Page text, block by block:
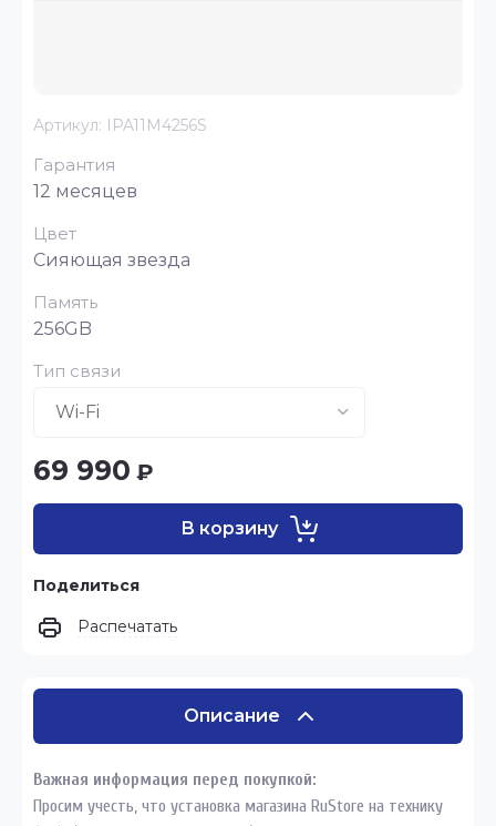
Артикул: IPA11M4256S
Гарантия
12 месяцев
Цвет
Сияющая звезда
Память
256GB
Тип связи
69 990 ₽
В корзину
Поделиться
Распечатать
Описание
Важная информация перед покупкой:
Просим учесть, что установка магазина RuStore на технику